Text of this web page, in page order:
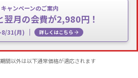
キャンペーンのご案内
翌月の会費が2,980円！
31(月) 詳しくはこちら
間以外は以下通常価格が適応されます